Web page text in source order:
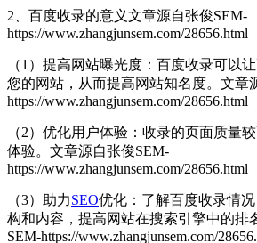
2、百度收录的意义文章源自张俊SEM-
https://www.zhangjunsem.com/28656.html
（1）提高网站曝光度：百度收录可以
您的网站，从而提高网站知名度。 文章
https://www.zhangjunsem.com/28656.html
（2）优化用户体验：收录的页面质量
体验。 文章源自张俊SEM-
https://www.zhangjunsem.com/28656.html
（3）助力SEO优化：了解百度收录情
构和内容，提高网站在搜索引擎中的排
SEM-https://www.zhangjunsem.com/